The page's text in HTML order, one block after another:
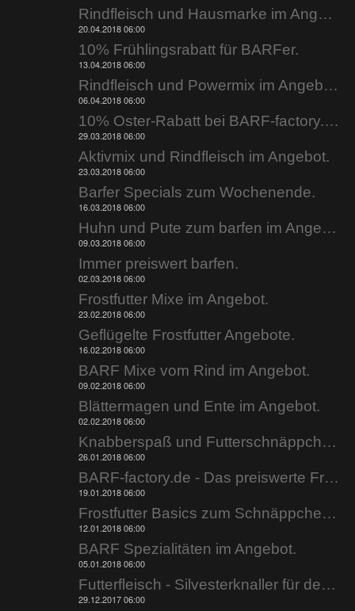
Rindfleisch und Hausmarke im Angebot.
20.04.2018 06:00
10% Frühlingsrabatt für BARFer.
13.04.2018 06:00
Rindfleisch und Powermix im Angebot.
06.04.2018 06:00
10% Oster-Rabatt bei BARF-factory.de
29.03.2018 06:00
Aktivmix und Rindfleisch im Angebot.
23.03.2018 06:00
Barfer Specials zum Wochenende.
16.03.2018 06:00
Huhn und Pute zum barfen im Angebot.
09.03.2018 06:00
Immer preiswert barfen.
02.03.2018 06:00
Frostfutter Mixe im Angebot.
23.02.2018 06:00
Geflügelte Frostfutter Angebote.
16.02.2018 06:00
BARF Mixe vom Rind im Angebot.
09.02.2018 06:00
Blättermagen und Ente im Angebot.
02.02.2018 06:00
Knabberspaß und Futterschnäppchen.
26.01.2018 06:00
BARF-factory.de - Das preiswerte Frostfutter.
19.01.2018 06:00
Frostfutter Basics zum Schnäppchenpreis.
12.01.2018 06:00
BARF Spezialitäten im Angebot.
05.01.2018 06:00
Futterfleisch - Silvesterknaller für den Napf.
29.12.2017 06:00